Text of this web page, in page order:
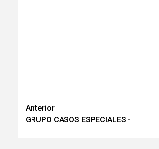
Navegación
de
Anterior
GRUPO CASOS ESPECIALES.-